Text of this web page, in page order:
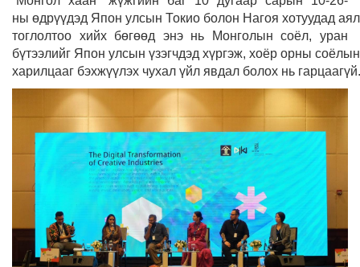
ны өдрүүдэд Япон улсын Токио болон Нагоя хотуудад
тоглолтоо хийх бөгөөд энэ нь Монголын соёл, уран
бүтээлийг Япон улсын үзэгчдэд хүргэж, хоёр орны соёлын
харилцааг бэхжүүлэх чухал үйл явдал болох нь гарцаагүй.